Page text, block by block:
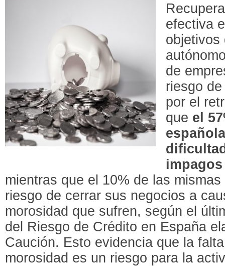
efectiva
objetivos
de
riesgo
por el
que el
mientras que el 10% de las
riesgo de cerrar sus negocios a
morosidad que sufren, según el
del Riesgo de Crédito en España
Caución. Esto evidencia que la
morosidad es un riesgo para la